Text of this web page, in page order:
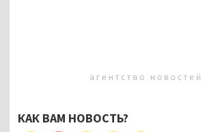
КАК ВАМ НОВОСТЬ?